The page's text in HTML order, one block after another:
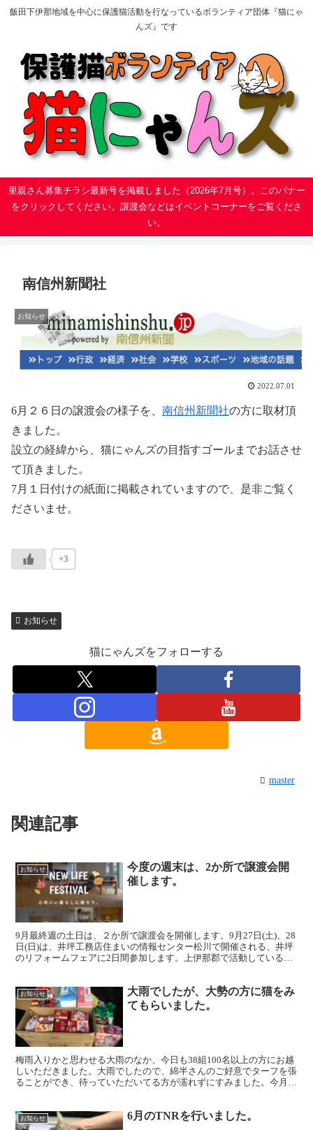
飯田下伊那地域を中心に保護猫活動を行なっているボランティア団体『猫にゃ
んズ』です
里親さん募集チラシ最新号を掲載しました（2026年7月号）。このバナー
をクリックしてください。譲渡会などはイベントコーナーをご覧くださ
い。
南信州新聞社
お知らせ
2022.07.01
6月２６日の譲渡会の様子を、 南信州新聞社の方に取材頂
きました。
設立の経緯から、猫にゃんズの目指すゴールまでお話させ
て頂きました。
7月１日付けの紙面に掲載されていますので、是非ご覧く
ださいませ。
+3
お知らせ
猫にゃんズをフォローする
master
関連記事
お知らせ
今度の週末は、2か所で譲渡会開
催します。
9月最終週の土日は、２か所で譲渡会を開催します。9月27日(土)、28
日(日)は、井坪工務店住まいの情報センター松川で開催される、井坪
のリフォームフェアに2日間参加します。上伊那郡で活動しているハ
お知らせ
大雨でしたが、大勢の方に猫をみ
てもらいました。
梅雨入りかと思わせる大雨のなか、今日も38組100名以上の方にお越
しいただきました。大雨でしたので、綿半さんのご好意でターフを張
ることができ、待っていただいてる方が濡れずにすみました。今月か
お知らせ 6月のTNRを行いました。